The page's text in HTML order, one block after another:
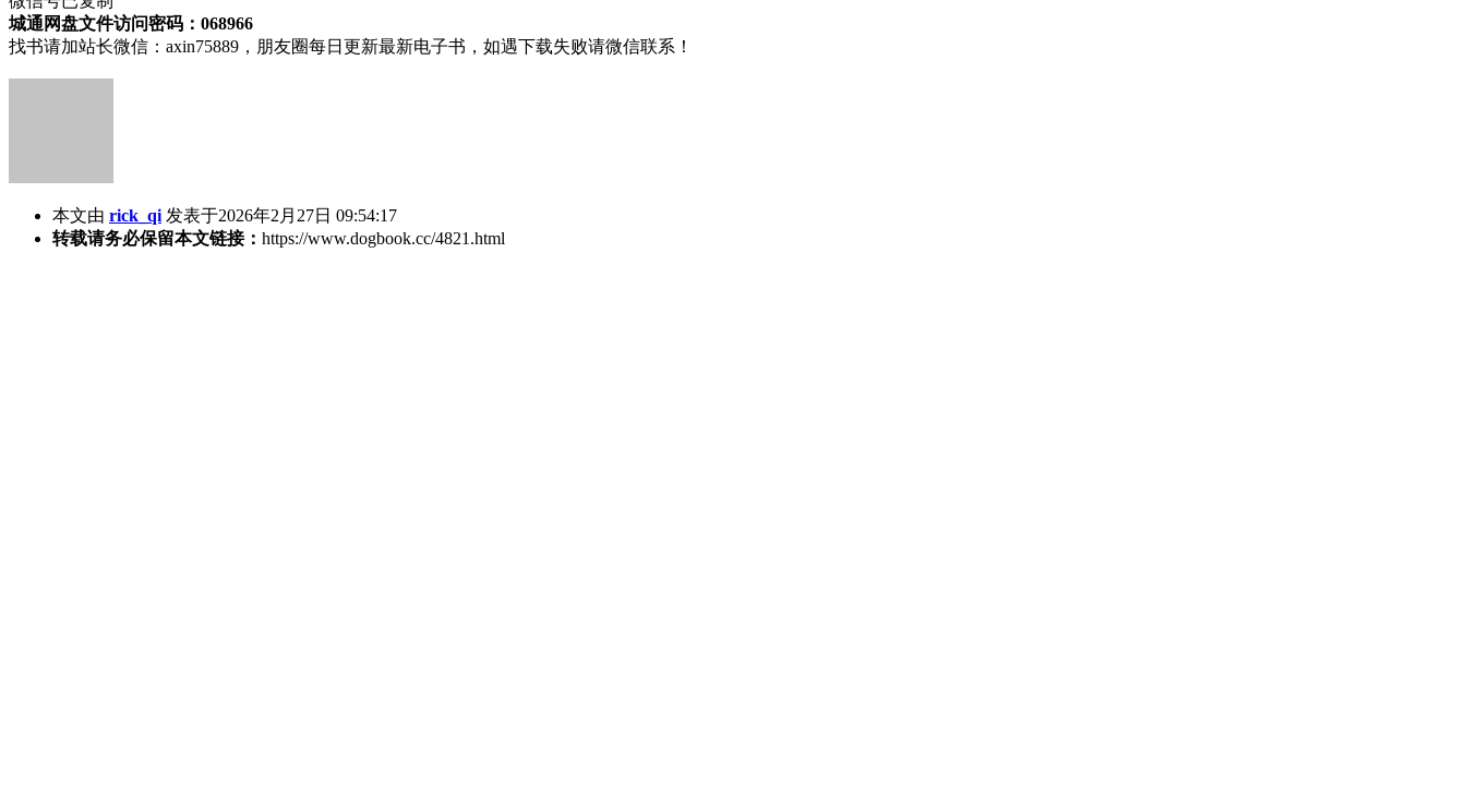
城通网盘文件访问密码：068966
找书请加站长微信：axin75889，朋友圈每日更新最新电子书，如遇下载失败请微信联系！
本文由 rick_qi 发表于2026年2月27日 09:54:17
转载请务必保留本文链接： https://www.dogbook.cc/4821.html